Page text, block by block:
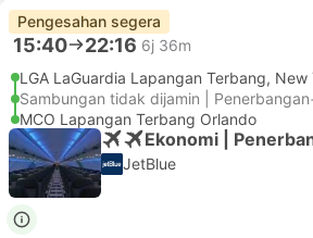
Pengesahan segera
15:40 22:16 6j 36m
LGA LaGuardia Lapangan Terbang, New
Sambungan tidak dijamin |
MCO Lapangan Terbang Orlando
Ekonomi |
JetBlue